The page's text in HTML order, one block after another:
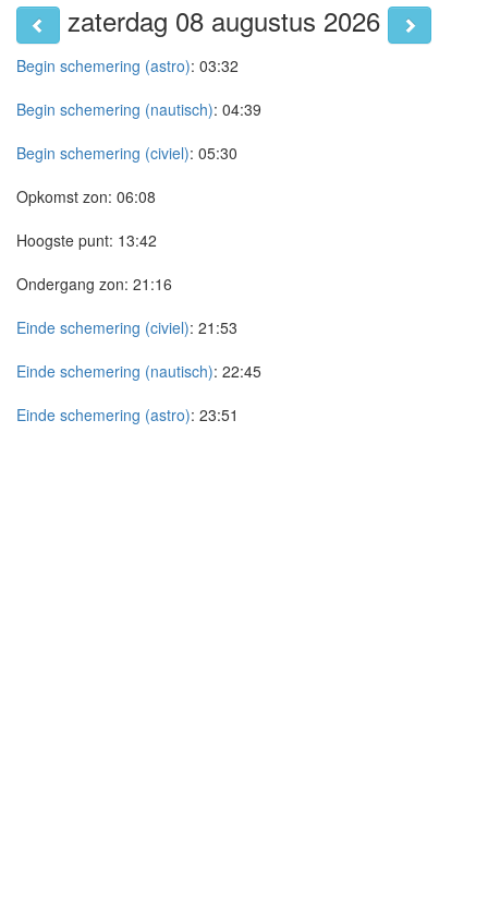
zaterdag 08 augustus 2026
Begin schemering (astro): 03:32
Begin schemering (nautisch): 04:39
Begin schemering (civiel): 05:30
Opkomst zon: 06:08
Hoogste punt: 13:42
Ondergang zon: 21:16
Einde schemering (civiel): 21:53
Einde schemering (nautisch): 22:45
Einde schemering (astro): 23:51